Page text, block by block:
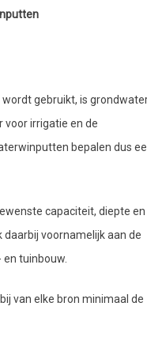
gebruikt, is
voor irrigatie en de
bepalen dus
capaciteit, diepte en
voornamelijk aan de
tuinbouw.
van elke bron minimaal de